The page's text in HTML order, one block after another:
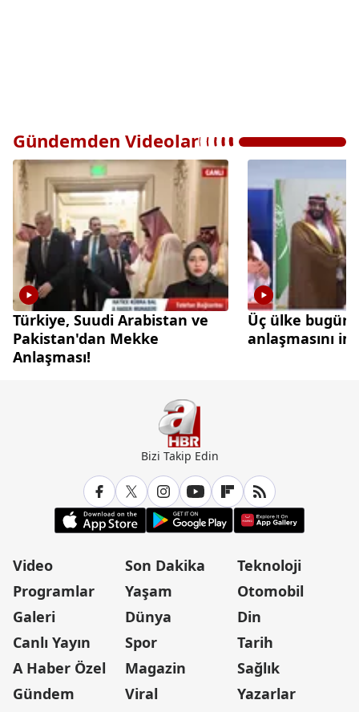
Gündemden Videolar
Türkiye, Suudi Arabistan ve
Pakistan'dan Mekke
Anlaşması!
Üç ülke bugün
anlaşmasını
Bizi Takip Edin
Video
Programlar
Galeri
Canlı Yayın
A Haber Özel
Gündem
Son Dakika
Yaşam
Dünya
Spor
Magazin
Viral
Teknoloji
Otomobil
Din
Tarih
Sağlık
Yazarlar